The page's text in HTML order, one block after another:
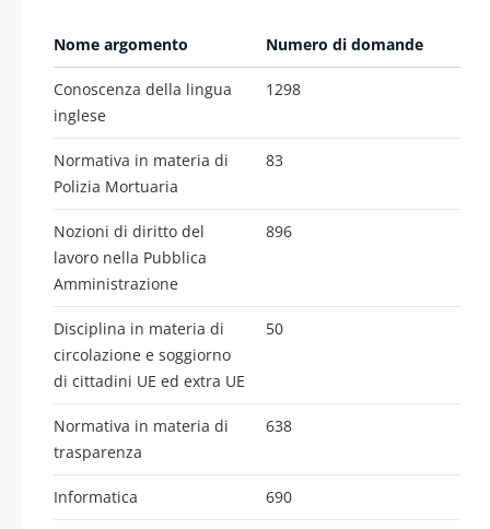
Nome argomento Numero di domande
Conoscenza della lingua
inglese
1298
Normativa in materia di
Polizia Mortuaria
83
Nozioni di diritto del
lavoro nella Pubblica
Amministrazione
896
Disciplina in materia di
circolazione e soggiorno
di cittadini UE ed extra UE
50
Normativa in materia di
trasparenza
638
Informatica 690